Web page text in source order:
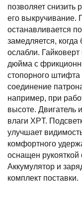
позволяет снизить
его выкручивание.
останавливается
замедляется,
ослабли.
дюйма с
стопорного
соединение
например, при
высоте. Двигатель
влаги XPT.
улучшает
комфортного
оснащен
Аккумулятор и
комплект поставки.